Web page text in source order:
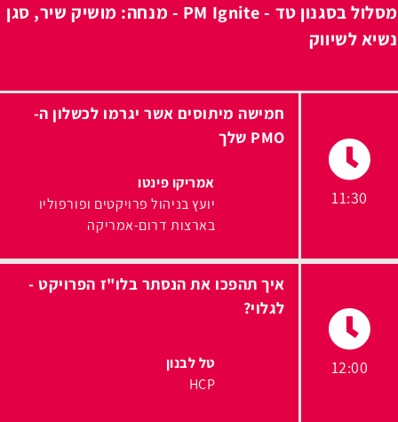
מסלול בסגנון טד - PM Ignite - מנחה: מושיק שיר, סגן
נשיא לשיווק
11:30
חמישה מיתוסים אשר יגרמו לכשלון ה-
PMO שלך
אמריקו פינטו
יועץ בניהול פרויקטים ופורפוליו
בארצות דרום-אמריקה
12:00
איך תהפכו את הנסתר בלו"ז הפרויקט -
לגלוי?
טל לבנון
HCP